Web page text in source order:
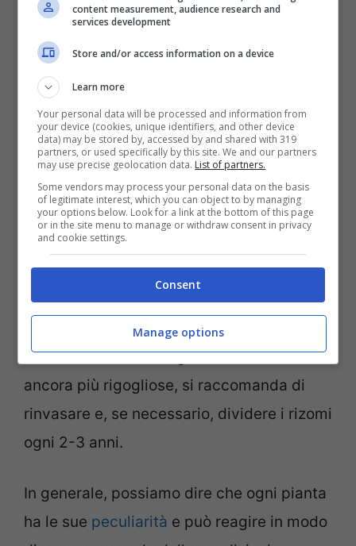
inverno.
Cosa fare dopo la fioritura?
Dopo il ciclo di fioritura, non allarmarti se
le foglie della tua calla iniziano ad ingiallire
e morire; è un processo naturale che
prelude al riposo invernale. In questo
periodo, è importante ridurre le
annaffiature e, se necessario, proteggere i
bulbi in un ambiente fresco e asciutto fino
alla primavera successiva. Per stimolare
una nuova crescita e garantire fioriture
ancora più rigogliose, si raccomanda di
rinvasare e, se necessario, dividere i rizomi
ogni 2-3 anni.
In generale, possiamo dire che ogni pianta
ha le sue peculiarità e può reagire in modo
content measurement, audience research and
services development
Store and/or access information on a device
Learn more
Your personal data will be processed and information from
your device (cookies, unique identifiers, and other device
data) may be stored by, accessed by and shared with 319
partners, or used specifically by this site. We and our partners
may use precise geolocation data. List of partners.
Some vendors may process your personal data on the basis
of legitimate interest, which you can object to by managing
your options below. Look for a link at the bottom of this page
or in the site menu to manage or withdraw consent in privacy
and cookie settings.
Consent
Manage options